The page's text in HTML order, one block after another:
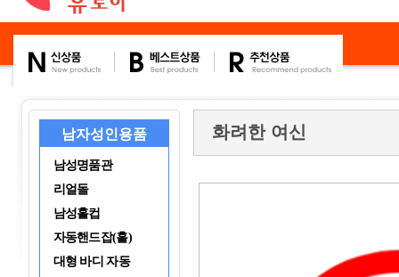
남자성인용품
남성명품관
리얼돌
남성홀컵
자동핸드잡(홀)
대형 바디 자동
화려한 여신